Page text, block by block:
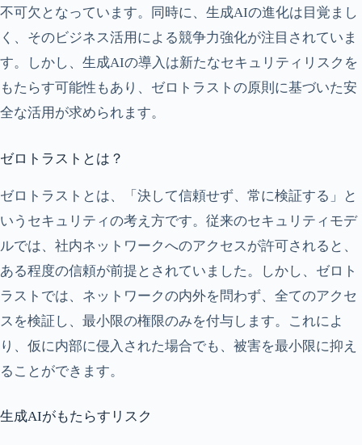
不可欠となっています。同時に、生成AIの進化は目覚まし
く、そのビジネス活用による競争力強化が注目されていま
す。しかし、生成AIの導入は新たなセキュリティリスクを
もたらす可能性もあり、ゼロトラストの原則に基づいた安
全な活用が求められます。
ゼロトラストとは？
ゼロトラストとは、「決して信頼せず、常に検証する」と
いうセキュリティの考え方です。従来のセキュリティモデ
ルでは、社内ネットワークへのアクセスが許可されると、
ある程度の信頼が前提とされていました。しかし、ゼロト
ラストでは、ネットワークの内外を問わず、全てのアクセ
スを検証し、最小限の権限のみを付与します。これによ
り、仮に内部に侵入された場合でも、被害を最小限に抑え
ることができます。
生成AIがもたらすリスク